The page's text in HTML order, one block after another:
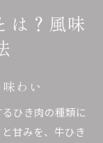
出す食材の組
のバリエーシ
変わるのか？
響
は？風味
わい
ひき肉の種類に
甘みを、牛ひき